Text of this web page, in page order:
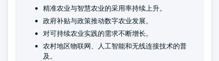
精准农业与智慧农业的采用率持续上升。
政府补贴与政策推动数字农业发展。
对可持续农业实践的需求不断增长。
农村地区物联网、人工智能和无线连接技术的普
及。